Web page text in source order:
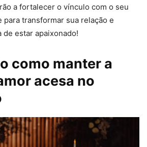
a fortalecer o vínculo com o seu
transformar sua relação e
estar apaixonado!
como manter a
acesa no